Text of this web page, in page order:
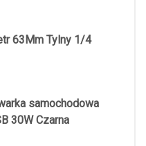
63Mm Tylny 1/4
samochodowa
30W Czarna